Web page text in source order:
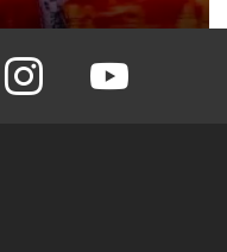
instagram youtube